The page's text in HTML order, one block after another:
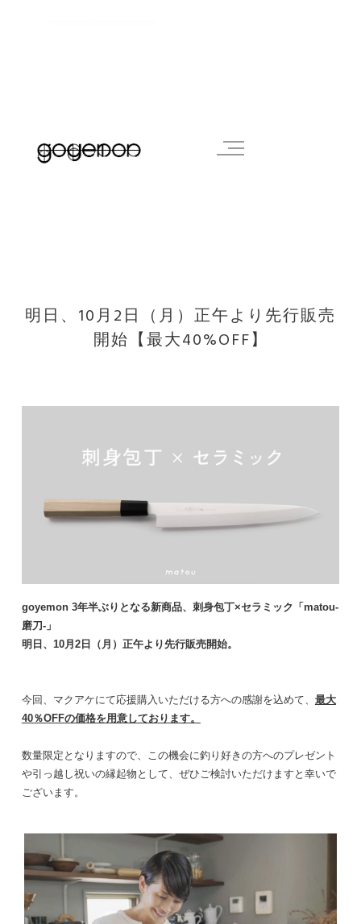
明日、10月2日（月）正午より先行販売
開始【最大40%OFF】
goyemon 3年半ぶりとなる新商品、刺身包丁×セラミック「matou-
磨刀-」
明日、10月2日（月）正午より先行販売開始。
今回、マクアケにて応援購入いただける方への感謝を込めて、 最大
40％OFFの価格を用意しております。
数量限定となりますので、 この機会に釣り好きの方へのプレゼント
や引っ越し祝いの縁起物として、 ぜひご検討いただけますと幸いで
ございます。